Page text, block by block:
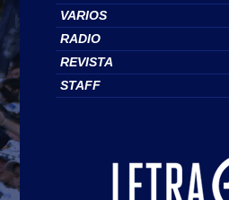
VARIOS
RADIO
REVISTA
STAFF